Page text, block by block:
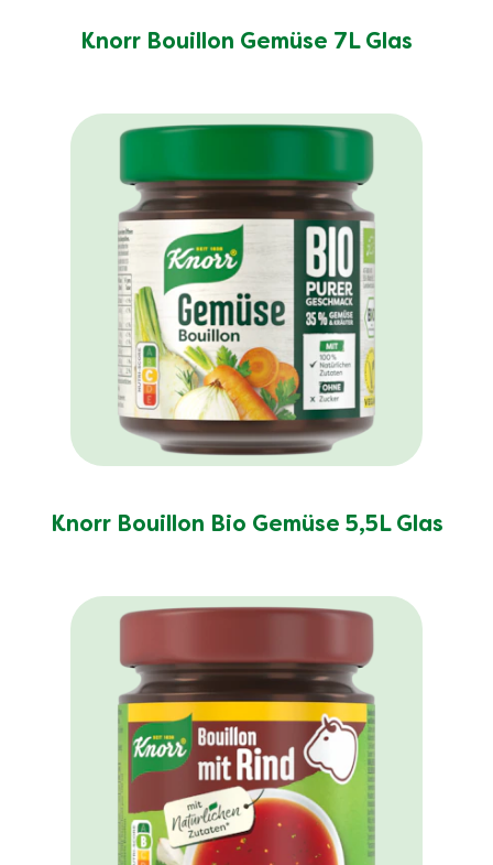
Knorr Bouillon Gemüse 7L Glas
Knorr Bouillon Bio Gemüse 5,5L Glas